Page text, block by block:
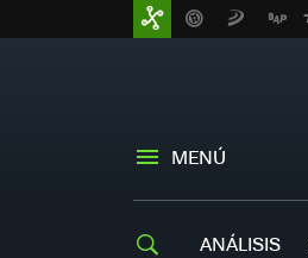
MENÚ
ANÁLISIS